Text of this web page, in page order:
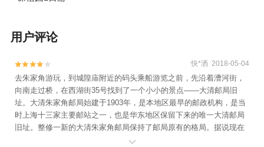
剧院+上海大观园+世纪公园+东平国家森林公园
景区+碧海金沙+上海博物馆+锦江乐园+朱家角
城隍庙+上海东林寺+浦江游览+上海都市菜园
+上海辰山植物园+西沙明珠湖景区+外滩历史纪
念馆+长兴岛公园+浦江森林公园+外滩三号+外
滩十八号+外滩情人墙+朱家角大清邮局+浦江玫
瑰园+闻道园+东方明珠码头·黄浦江游船+北京东
用户评论

 快*洒 2018-05-04
去朱家角游玩，到城隍庙附近的码头乘船游览之前，先沿着漕河街，
向南走过桥，在西湖街35号找到了一个小小的景点——大清邮局旧
址。大清朱家角邮局始建于1903年，是本地区最早的邮政机构，是当
时上海十三家主要邮站之一，也是华东地区保留下来的唯一大清邮局
旧址。整修一新的大清朱家角邮局保持了邮局原有的格局。据说现在
邮局门口的那个铜铸的清代邮筒还能使用，可以投递明信片，寄出时
